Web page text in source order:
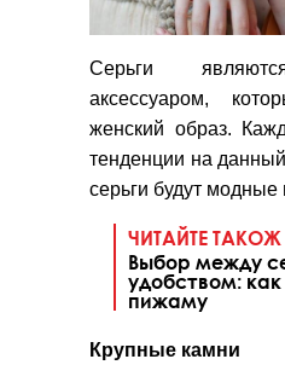
Серьги
аксессуаром,
женский образ.
тенденции на
серьги будут модные
ЧИТАЙТЕ ТАКОЖ
Выбор между
удобством:
пижаму
Крупные камни